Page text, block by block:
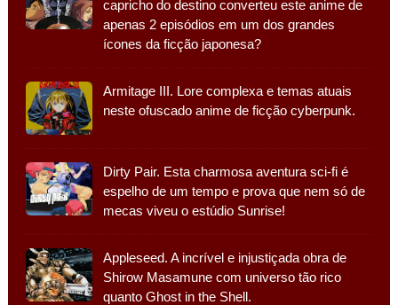
capricho do destino converteu este anime de
apenas 2 episódios em um dos grandes
ícones da ficção japonesa?
Armitage III. Lore complexa e temas atuais
neste ofuscado anime de ficção cyberpunk.
Dirty Pair. Esta charmosa aventura sci-fi é
espelho de um tempo e prova que nem só de
mecas viveu o estúdio Sunrise!
Appleseed. A incrível e injustiçada obra de
Shirow Masamune com universo tão rico
quanto Ghost in the Shell.